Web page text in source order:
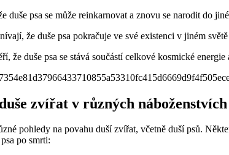
duše psa se může reinkarnovat a znovu se narodit do
že duše psa pokračuje ve své existenci v jiném
že duše psa se stává součástí celkové kosmické
zvířat v různých náboženstvích
pohledy na povahu duší zvířat, včetně duší psů.
po smrti: